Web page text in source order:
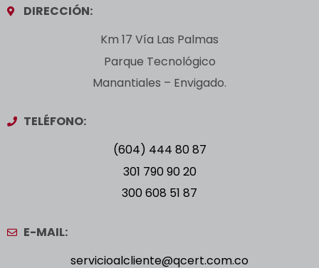
DIRECCIÓN:
Km 17 Vía Las Palmas
Parque Tecnológico
Manantiales – Envigado.
TELÉFONO:
(604) 444 80 87
301 790 90 20
300 608 51 87
E-MAIL:
servicioalcliente@qcert.com.co